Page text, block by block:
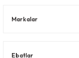
Markalar
Ebatlar